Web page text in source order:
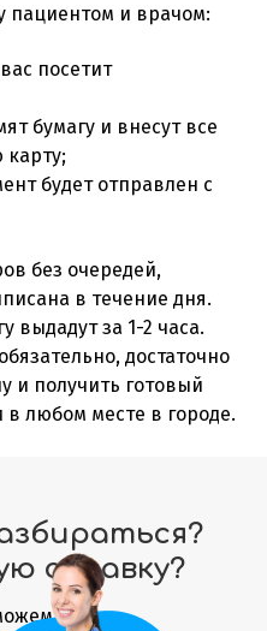
пациентом и врачом:
посетит
бумагу и внесут все
будет отправлен с
без очередей,
в течение дня.
выдадут за 1-2 часа.
достаточно
и получить готовый
в любом месте в городе.
справку?